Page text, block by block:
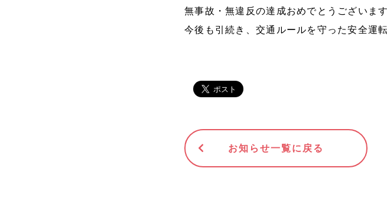
無事故・無違反の達成おめでとうございます
今後も引続き、交通ルールを守った安全運
お知らせ一覧に戻る